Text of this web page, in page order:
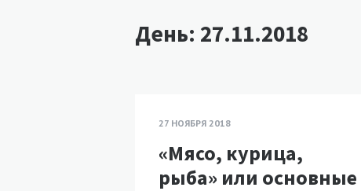
День: 27.11.2018
27 НОЯБРЯ 2018
«Мясо, курица,
рыба» или основные